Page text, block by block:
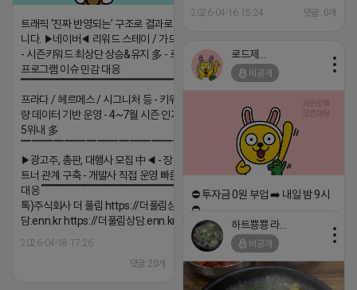
2026-04-16 15:24 댓글: 0개
트래픽 ‘진짜 반영되는’ 구조로 결과로 보여드립
니다. ▶네이버◀ 리워드 스테이 / 가드 / 자몽 등
- 시즌키워드 최상단 상승&유지 多 - 로직변화,
프로그램 이슈 민감 대응
▔▔▔▔▔▔▔▔▔▔▔▔▔▔▔▔▔▔ ▶쿠팡◀
프라다 / 헤르메스 / 시그니처 등 - 키워드 검색
량 데이터 기반 운영 - 4~7월 시즌 인기 키워드
5위내 多
▔▔▔▔▔▔▔▔▔▔▔▔▔▔▔▔▔▔
▶광고주, 총판, 대행사 모집 中◀ - 장기 협업 파
트너 관계 구축 - 개발사 직접 운영 빠른 피드백
대응 ▔▔▔▔▔▔▔▔▔▔▔▔▔▔▔▔▔▔ (카
톡)주식회사 더 풀림 https://더풀림상
담.enn.kr https://더풀림상담.enn.kr
2026-04-18 17:26
댓글:20개
비공개
⛔️ 투자금 0원 부업 ➡️ 내일 밤 9시
⛔️
2026-04-18 17:23
하트뿅뿅 라이언
비공개